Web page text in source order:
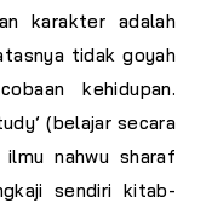
karakter adalah
tidak goyah
kehidupan.
(belajar secara
nahwu sharaf
sendiri kitab-